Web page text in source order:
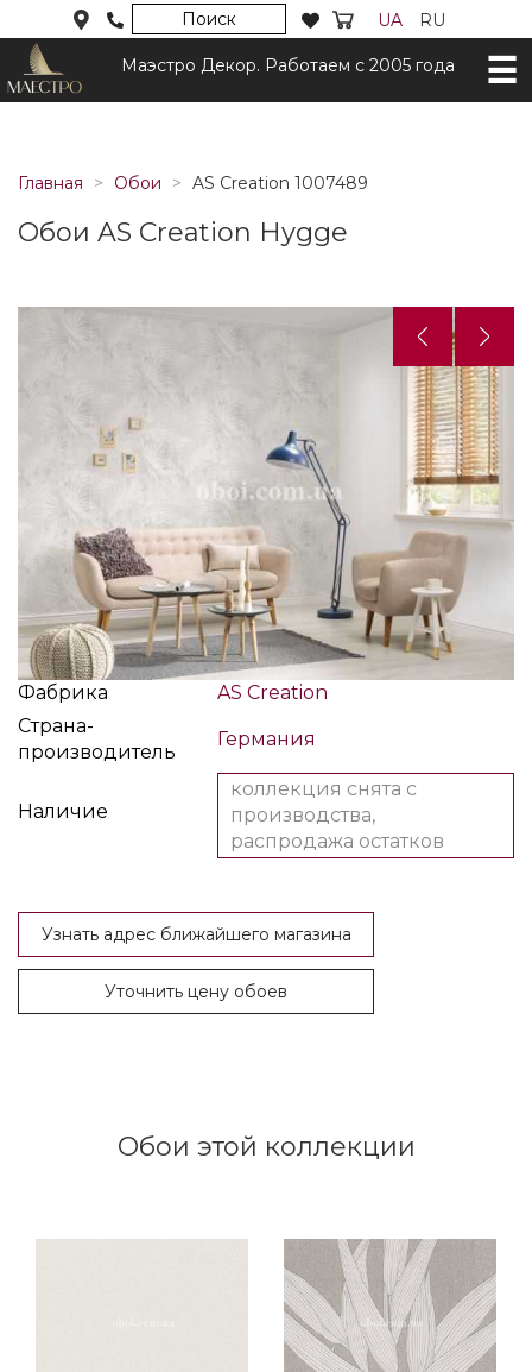
Поиск UA RU
Маэстро Декор. Работаем с 2005 года
Главная Обои AS Creation 1007489
Обои AS Creation Hygge
Назад
Фабрика
AS Creation
Страна-
производитель
Германия
Наличие
коллекция снята с
производства,
распродажа остатков
Узнать адрес ближайшего магазина
Уточнить цену обоев
Обои этой коллекции